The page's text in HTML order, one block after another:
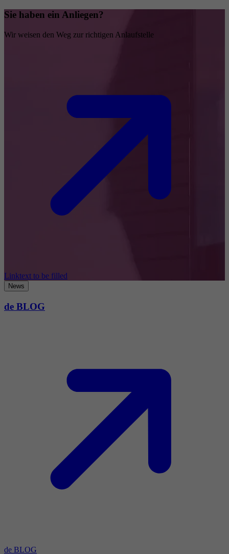
Sie haben ein Anliegen?
Wir weisen den Weg zur richtigen Anlaufstelle
Linktext to be filled
News
de BLOG
de BLOG